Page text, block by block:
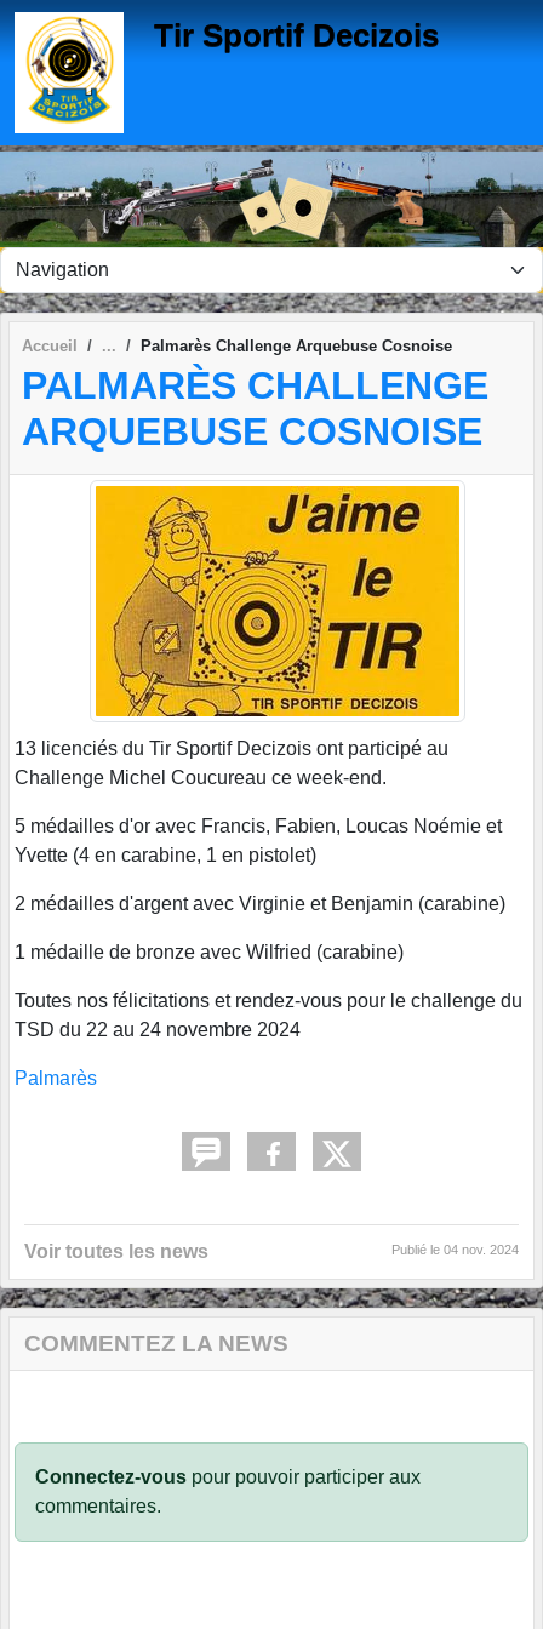
Tir Sportif Decizois
Accueil Palmarès Challenge Arquebuse Cosnoise
PALMARÈS CHALLENGE
ARQUEBUSE COSNOISE
13 licenciés du Tir Sportif Decizois ont participé au
Challenge Michel Coucureau ce week-end.
5 médailles d'or avec Francis, Fabien, Loucas Noémie et
Yvette (4 en carabine, 1 en pistolet)
2 médailles d'argent avec Virginie et Benjamin (carabine)
1 médaille de bronze avec Wilfried (carabine)
Toutes nos félicitations et rendez-vous pour le challenge du
TSD du 22 au 24 novembre 2024
Palmarès
Voir toutes les news Publié le 04 nov. 2024
COMMENTEZ LA NEWS
Connectez-vous pour pouvoir participer aux
commentaires.
Panneau de gestion des cookies